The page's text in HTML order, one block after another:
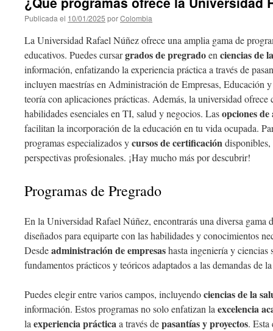
Publicada el 10/01/2025 porColombia
La Universidad Rafael Núñez ofrece una amplia gama de
educativos. Puedes cursargrados de pregradoen ciencias de
información, enfatizando la experiencia práctica a través de
incluyen maestrías en Administración de Empresas, Educación
teoría con aplicaciones prácticas. Además, la universidad ofrece
habilidades esenciales en TI, salud y negocios. Lasopciones
facilitan la incorporación de la educación en tu vida ocupada.
programas especializados ycursos de certificacióndisponibles,
perspectivas profesionales. ¡Hay mucho más por descubrir!
Programas de Pregrado
En la Universidad Rafael Núñez, encontrarás una diversa gama
diseñados para equiparte con las habilidades y conocimientos
Desdeadministración de empresashasta ingeniería y ciencias
fundamentos prácticos y teóricos adaptados a las demandas de
Puedes elegir entre varios campos, incluyendociencias de la
información. Estos programas no solo enfatizan la excelencia
la experiencia prácticaa través depasantías y proyectos. Esta